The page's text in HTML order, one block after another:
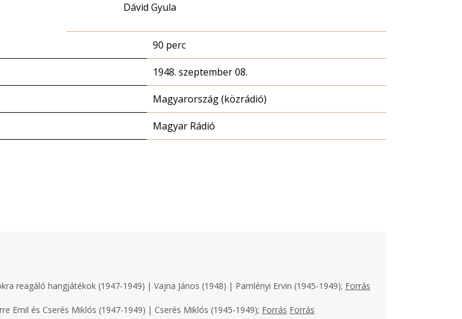
Dávid Gyula
90 perc
1948. szeptember 08.
Magyarország (közrádió)
Magyar Rádió
reagáló hangjátékok (1947-1949) | Vajna János (1948) | Pamlényi Ervin (1945-1949); Forrás
Emil és Cserés Miklós (1947-1949) | Cserés Miklós (1945-1949); Forrás Forrás